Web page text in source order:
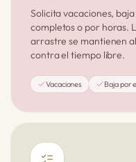
Solicita vacaciones,
completos o por horas.
arrastre se mantienen
contra el tiempo libre.
Vacaciones Baja por